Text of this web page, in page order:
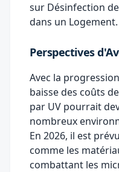
sur Désinfection
dans un Logement.
Perspectives
Avec la
baisse des coûts
par UV pourrait
nombreux
En 2026, il est
comme les
combattant les